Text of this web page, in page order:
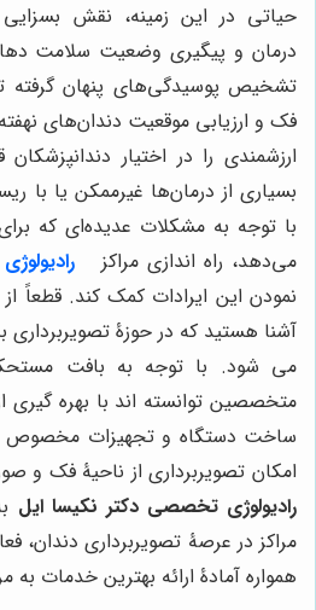
حیاتی در این زمینه، نقش
درمان و پیگیری وضعیت سلامت
تشخیص پوسیدگی‌های پنهان گرفته
فک و ارزیابی موقعیت دندان‌های
ارزشمندی را در اختیار
بسیاری از درمان‌ها غیرممکن یا با
با توجه به مشکلات عدیده‌ای که
می‌دهد، راه اندازی مراکز
نمودن این ایرادات کمک کند. قطعاً
آشنا هستید که در حوزۀ تصویربرداری
می شود. با توجه به بافت
متخصصین توانسته اند با بهره گیری
ساخت دستگاه و تجهیزات مخصوص
امکان تصویربرداری از ناحیۀ فک و
رادیولوژی تخصصی دکتر نکیسا ایل
مراکز در عرصۀ تصویربرداری دندان،
همواره آمادۀ ارائه بهترین خدمات